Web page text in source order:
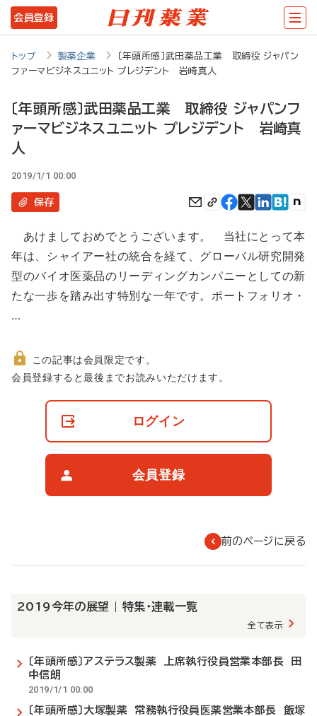
メ
イ
テ
に
移
会員登録
トップ 製薬企業
〔年頭所感〕武田薬品工業 取締役 ジャパン
ファーマビジネスユニット プレジデント 岩崎真人
〔年頭所感〕武田薬品工業 取締役 ジャパンフ
ァーマビジネスユニット プレジデント 岩崎真
人
2019/1/1 00:00
保存
あけましておめでとうございます。 当社にとって本
年は、シャイアー社の統合を経て、グローバル研究開発
型のバイオ医薬品のリーディングカンパニーとしての新
たな一歩を踏み出す特別な一年です。ポートフォリオ・
…
非
この記事は会員限定です。
会員登録すると最後までお読みいただけます。
ログイン
会員登録
前のページに戻る
2019今年の展望 | 特集・連載一覧
全て表示
〔年頭所感〕アステラス製薬 上席執行役員営業本部長 田
中信朗
2019/1/1 00:00
〔年頭所感〕大塚製薬 常務執行役員医薬営業本部長 飯塚